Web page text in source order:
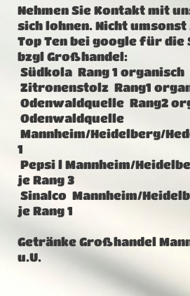
Nehmen Sie Kontakt mit
sich lohnen. Nicht
Top Ten bei google für die
bzgl Großhandel:
Südkola Rang 1 organisch
Zitronenstolz Rang1
Odenwaldquelle Rang2
Odenwaldquelle
Mannheim/Heidelberg/
1
Pepsi l Mannheim/
je Rang 3
Sinalco Mannheim/
je Rang 1
Getränke Großhandel
u.U.